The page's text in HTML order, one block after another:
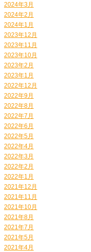
2024年3月
2024年2月
2024年1月
2023年12月
2023年11月
2023年10月
2023年2月
2023年1月
2022年12月
2022年9月
2022年8月
2022年7月
2022年6月
2022年5月
2022年4月
2022年3月
2022年2月
2022年1月
2021年12月
2021年11月
2021年10月
2021年8月
2021年7月
2021年5月
2021年4月